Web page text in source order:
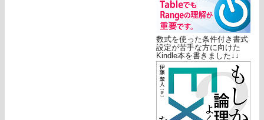
数式を使った条件付き書式
設定が苦手な方に向けた
Kindle本を書きました↓↓